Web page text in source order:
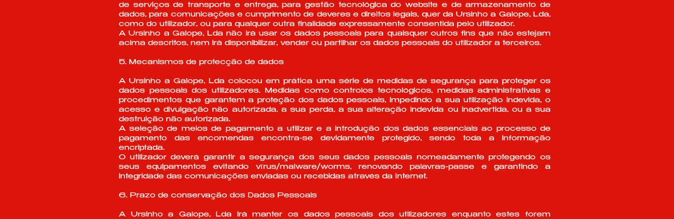
de serviços de transporte e entrega, para gestão tecnológica do website e de armazenamento de
dados, para comunicações e cumprimento de deveres e direitos legais, quer da Ursinho a Galope, Lda,
como do utilizador, ou para qualquer outra finalidade expressamente consentida pelo utilizador.
A Ursinho a Galope, Lda não irá usar os dados pessoais para quaisquer outros fins que não estejam
acima descritos, nem irá disponibilizar, vender ou partilhar os dados pessoais do utilizador a terceiros.
5. Mecanismos de protecção de dados
A Ursinho a Galope, Lda colocou em prática uma série de medidas de segurança para proteger os
dados pessoais dos utilizadores. Medidas como controlos tecnológicos, medidas administrativas e
procedimentos que garantem a proteção dos dados pessoais, impedindo a sua utilização indevida, o
acesso e divulgação não autorizada, a sua perda, a sua alteração indevida ou inadvertida, ou a sua
destruição não autorizada.
A seleção de meios de pagamento a utilizar e a introdução dos dados essenciais ao processo de
pagamento das encomendas encontra-se devidamente protegido, sendo toda a informação
encriptada.
O utilizador deverá garantir a segurança dos seus dados pessoais nomeadamente protegendo os
seus equipamentos evitando vírus/malware/worms, renovando palavras-passe e garantindo a
integridade das comunicações enviadas ou recebidas através da Internet.
6. Prazo de conservação dos Dados Pessoais
A Ursinho a Galope, Lda irá manter os dados pessoais dos utilizadores enquanto estes forem